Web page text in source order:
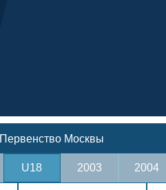
Первенство Москвы
U18 2003 2004